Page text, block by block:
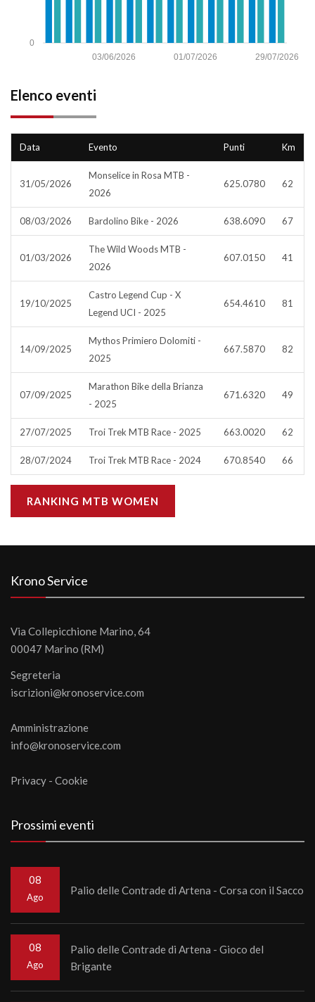
0
29/07/2026
01/07/2026
03/06/2026
Elenco eventi
Data Evento Punti Km
31/05/2026
Monselice in Rosa MTB -
2026
625.0780 62
08/03/2026 Bardolino Bike - 2026 638.6090 67
01/03/2026
The Wild Woods MTB -
2026
607.0150 41
19/10/2025
Castro Legend Cup - X
Legend UCI - 2025
654.4610 81
14/09/2025
Mythos Primiero Dolomiti -
2025
667.5870 82
07/09/2025
Marathon Bike della Brianza
- 2025
671.6320 49
27/07/2025 Troi Trek MTB Race - 2025 663.0020 62
28/07/2024 Troi Trek MTB Race - 2024 670.8540 66
RANKING MTB WOMEN
Krono Service
Via Collepicchione Marino, 64
00047 Marino (RM)
Segreteria
iscrizioni@kronoservice.com
Amministrazione
info@kronoservice.com
Privacy - Cookie
Prossimi eventi
08
Ago
Palio delle Contrade di Artena - Corsa con il Sacco
08
Ago
Palio delle Contrade di Artena - Gioco del
Brigante